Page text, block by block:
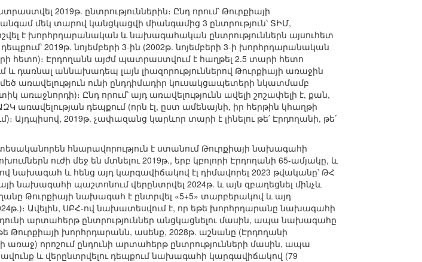
2019թ. ընտրություններին։ Ընդ որում՝ Թուրքիայի
մեկ տարով կանցկացվի միանգամից 3 ընտրություն՝ ՏԻՄ,
է խորհրդարանական և նախագահական ընտրություններն այսուհետ
2019թ. նոյեմբերի 3-ին (2002թ. նոյեմբերի 3-ի խորհրդարանական
հետո)։ Էրդողանն այժմ պատրաստվում է հաղթել 2.5 տարի հետո
դառնալ աննախադեպ լայն լիազորություններով Թուրքիայի առաջին
առավելություն ունի ընդդիմադիր կուսակցապետերի նկատմամբ
առաջնորդի)։ Ընդ որում՝ այդ առավելությունն ավելի շոշափելի է, քան,
առավելության դեպքում (որն էլ, ըստ ամենայնի, իր հերթին կհաղթի
Այդպիսով, 2019թ. չափազանց կարևոր տարի է լինելու թե՛ Էրդողանի, թե՛
հնարավորություն է ստանում Թուրքիայի նախագահի
ուժի մեջ են մտնելու 2019թ., երբ կբոլորի Էրդողանի 65-ամյակը, և
նախագահ և հենց այդ կարգավիճակով էլ դիմավորել 2023 թվականը՝ ԹՀ
նախագահի պաշտոնում վերընտրվել 2024թ. և այն զբաղեցնել մինչև
Թուրքիայի նախագահ է ընտրվել «5+5» տարբերակով և այդ
Ավելին, ՍԲՀ-ով նախատեսվում է, որ եթե խորհրդարանը նախագահի
արտահերթ ընտրություններ անցկացնելու մասին, ապա նախագահը
խորհրդարանն, ասենք, 2028թ. աշնանը (Էրդողանի
որոշում ընդունի արտահերթ ընտրությունների մասին, ապա
և վերընտրվելու դեպքում նախագահի կարգավիճակով (79